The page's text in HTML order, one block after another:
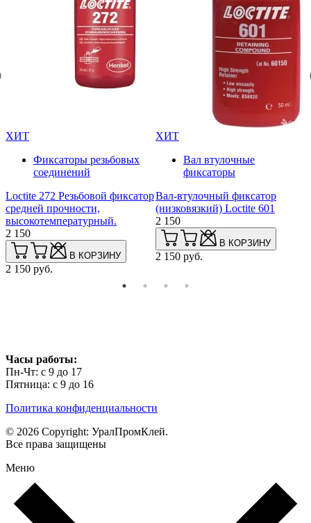
ХИТ
Фиксаторы резьбовых
соединений
Loctite 272 Резьбовой фиксатор
средней прочности,
высокотемпературный.
2 150
В КОРЗИНУ
2 150 руб.
ХИТ
Вал втулочные
фиксаторы
Вал-втулочный фиксатор
(низковязкий) Loctite 601
2 150
В КОРЗИНУ
2 150 руб.
Часы работы:
Пн-Чт: с 9 до 17
Пятница: с 9 до 16
Политика конфиденциальности
© 2026 Copyright: УралПромКлей.
Все права защищены
Меню